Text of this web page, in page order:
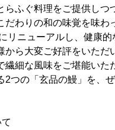
らふぐ料理をご提供しつ
だわりの和の味覚を味
リニューアルし、健康
から大変ご好評をいた
繊細な風味をご堪能い
2つの「玄品の鰻」を、